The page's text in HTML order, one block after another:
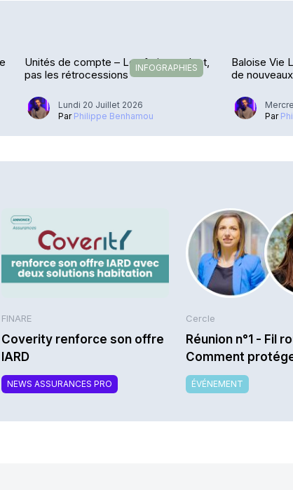
INFOGRAPHIES
Unités de compte – Les frais reculent,
pas les rétrocessions
Lundi 20 Juillet 2026
Par Philippe Benhamou
Baloise Vie
de
Par
FINARE
Coverity renforce son offre
IARD
NEWS ASSURANCES PRO
Cercle
Réunion n°1 - Fil
Comment
marque et la
relationnelle dans
ÉVÉNEMENT